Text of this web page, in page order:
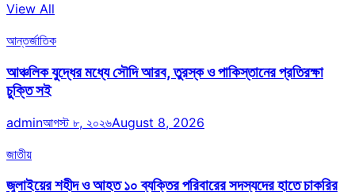
View All
আন্তর্জাতিক
আঞ্চলিক যুদ্ধের মধ্যে সৌদি আরব, তুরস্ক ও পাকিস্তানের প্রতিরক্ষা
চুক্তি সই
adminআগস্ট ৮, ২০২৬August 8, 2026
জাতীয়
জুলাইয়ের শহীদ ও আহত ১০ ব্যক্তির পরিবারের সদস্যদের হাতে চাকরির